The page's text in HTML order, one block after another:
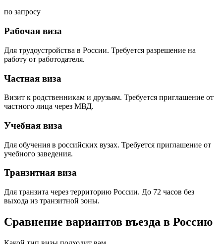
по запросу
Рабочая виза
Для трудоустройства в России. Требуется разрешение на
работу от работодателя.
Частная виза
Визит к родственникам и друзьям. Требуется приглашение от
частного лица через МВД.
Учебная виза
Для обучения в российских вузах. Требуется приглашение от
учебного заведения.
Транзитная виза
Для транзита через территорию России. До 72 часов без
выхода из транзитной зоны.
Сравнение вариантов въезда в Россию